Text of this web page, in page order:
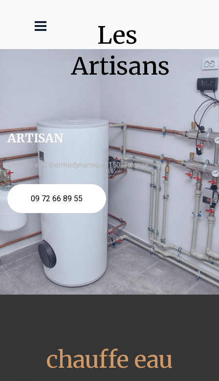
Les
Artisans
ARTISAN
chauffe eau thermodynamique 150l Talange
09 72 66 89 55
chauffe eau